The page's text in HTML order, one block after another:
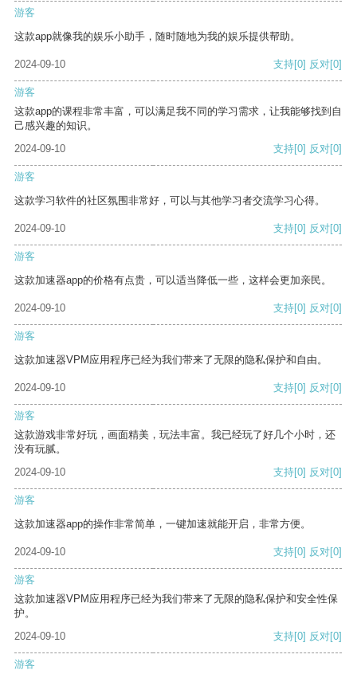
游客
这款app就像我的娱乐小助手，随时随地为我的娱乐提供帮助。
2024-09-10 支持[0] 反对[0]
游客
这款app的课程非常丰富，可以满足我不同的学习需求，让我能够找到自
己感兴趣的知识。
2024-09-10
支持[0] 反对[0]
游客
这款学习软件的社区氛围非常好，可以与其他学习者交流学习心得。
2024-09-10 支持[0] 反对[0]
游客
这款加速器app的价格有点贵，可以适当降低一些，这样会更加亲民。
2024-09-10 支持[0] 反对[0]
游客
这款加速器VPM应用程序已经为我们带来了无限的隐私保护和自由。
2024-09-10 支持[0] 反对[0]
游客
这款游戏非常好玩，画面精美，玩法丰富。我已经玩了好几个小时，还
没有玩腻。
2024-09-10
支持[0] 反对[0]
游客
这款加速器app的操作非常简单，一键加速就能开启，非常方便。
2024-09-10 支持[0] 反对[0]
游客
这款加速器VPM应用程序已经为我们带来了无限的隐私保护和安全性保
护。
2024-09-10
支持[0] 反对[0]
游客